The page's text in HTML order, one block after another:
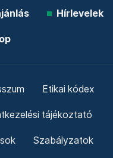
Hírlevelek
Etikai kódex
tájékoztató
Szabályzatok